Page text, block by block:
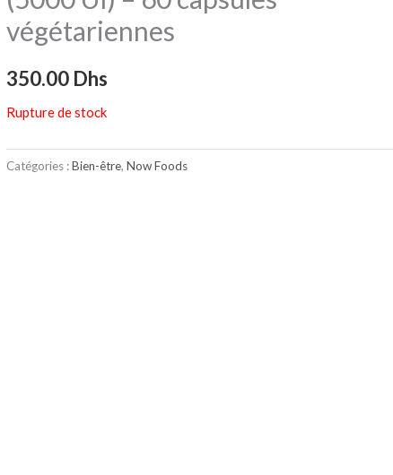
végétariennes
350.00 Dhs
Rupture de stock
Catégories :Bien-être, Now Foods